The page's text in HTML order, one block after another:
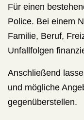
Für einen
Police. Bei einem
Familie, Beruf,
Unfallfolgen
Anschließend
und mögliche
gegenüberstellen.